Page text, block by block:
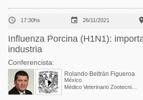
 17:30hs  26/11/2021
Influenza Porcina (H1N1):
industria
Conferencista:
Rolando Beltrán Figueroa
México